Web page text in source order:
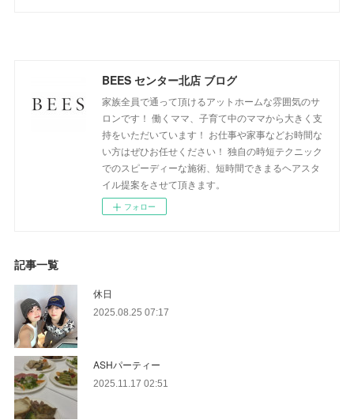
BEES センター北店 ブログ
家族全員で通って頂けるアットホームな雰囲気のサ
ロンです！ 働くママ、子育て中のママから大きく支
持をいただいています！ お仕事や家事などお時間な
い方はぜひお任せください！ 独自の時短テクニック
でのスピーディーな施術、短時間できまるヘアスタ
イル提案をさせて頂きます。
フォロー
記事一覧
休日
2025.08.25 07:17
ASHパーティー
2025.11.17 02:51